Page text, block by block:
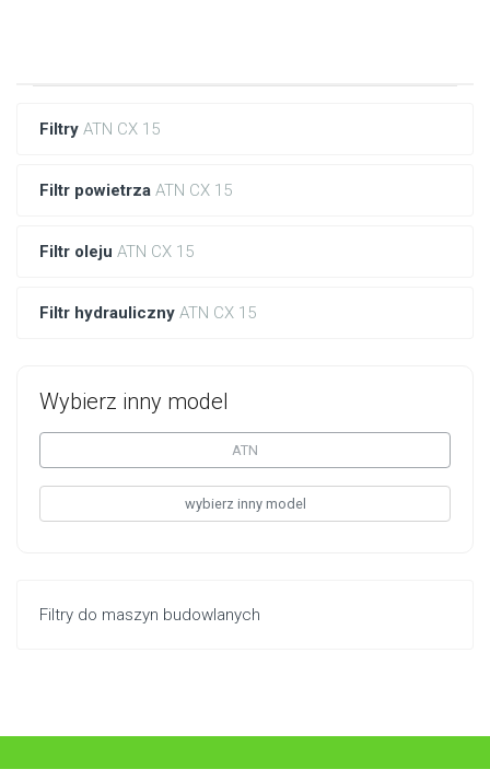
Filtry ATN CX 15
Filtr powietrza ATN CX 15
Filtr oleju ATN CX 15
Filtr hydrauliczny ATN CX 15
Wybierz inny model
ATN
wybierz inny model
Filtry do maszyn budowlanych